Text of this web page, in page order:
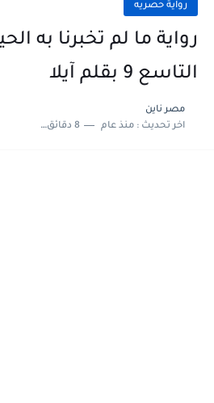
رواية حصريه
رواية ما لم تخبرنا به
التاسع 9 بقلم آيلا
مصر ناين
اخر تحديث :منذ عام 8 دقائق للقراءة